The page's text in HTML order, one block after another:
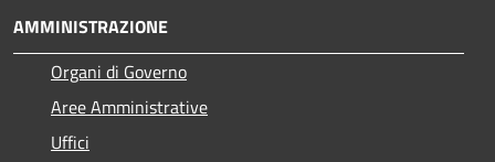
AMMINISTRAZIONE
Organi di Governo
Aree Amministrative
Uffici